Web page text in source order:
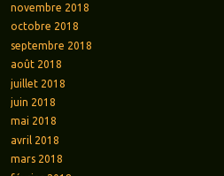
novembre 2018
octobre 2018
septembre 2018
août 2018
juillet 2018
juin 2018
mai 2018
avril 2018
mars 2018